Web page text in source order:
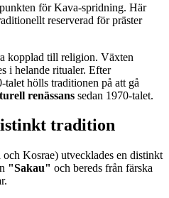
för Kava-spridning. Här
reserverad för präster
kopplad till religion. Växten
i helande ritualer. Efter
talet hölls traditionen på att gå
renässans sedan 1970-talet.
tradition
och Kosrae) utvecklades en distinkt
"Sakau" och bereds från färska